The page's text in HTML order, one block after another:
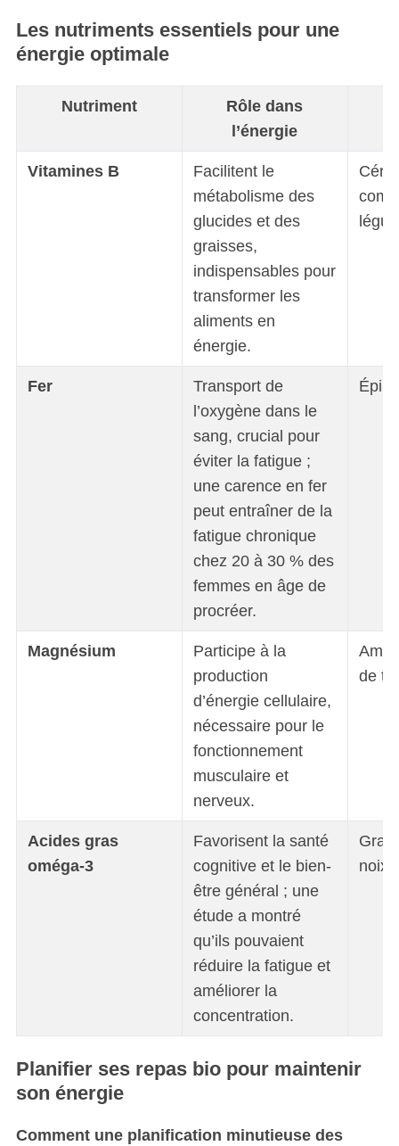
Les nutriments essentiels pour une
énergie optimale
Nutriment
Rôle dans
l’énergie
Vitamines B
Facilitent le
métabolisme des
glucides et des
graisses,
indispensables pour
transformer les
aliments en
énergie.
Fer
Transport de
l’oxygène dans le
sang, crucial pour
éviter la fatigue ;
une carence en fer
peut entraîner de la
fatigue chronique
chez 20 à 30 % des
femmes en âge de
procréer.
Magnésium
Participe à la
production
d’énergie cellulaire,
nécessaire pour le
fonctionnement
musculaire et
nerveux.
de
Acides gras
oméga-3
Favorisent la santé
cognitive et le bien-
être général ; une
étude a montré
qu’ils pouvaient
réduire la fatigue et
améliorer la
concentration.
noix
Planifier ses repas bio pour maintenir
son énergie
Comment une planification minutieuse des